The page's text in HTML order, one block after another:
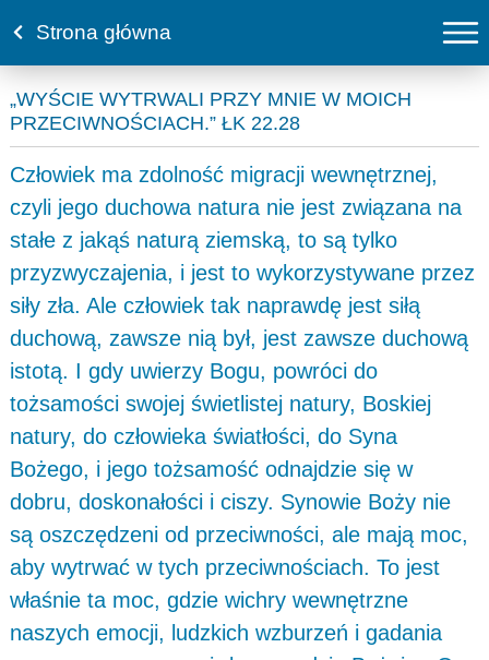
Strona główna
„WYŚCIE WYTRWALI PRZY MNIE W MOICH
PRZECIWNOŚCIACH.” ŁK 22.28
Człowiek ma zdolność migracji wewnętrznej,
czyli jego duchowa natura nie jest związana na
stałe z jakąś naturą ziemską, to są tylko
przyzwyczajenia, i jest to wykorzystywane przez
siły zła. Ale człowiek tak naprawdę jest siłą
duchową, zawsze nią był, jest zawsze duchową
istotą. I gdy uwierzy Bogu, powróci do
tożsamości swojej świetlistej natury, Boskiej
natury, do człowieka światłości, do Syna
Bożego, i jego tożsamość odnajdzie się w
dobru, doskonałości i ciszy. Synowie Boży nie
są oszczędzeni od przeciwności, ale mają moc,
aby wytrwać w tych przeciwnościach. To jest
właśnie ta moc, gdzie wichry wewnętrzne
naszych emocji, ludzkich wzburzeń i gadania